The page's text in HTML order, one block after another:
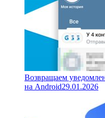
Возвращаем
на Android29.01.2026